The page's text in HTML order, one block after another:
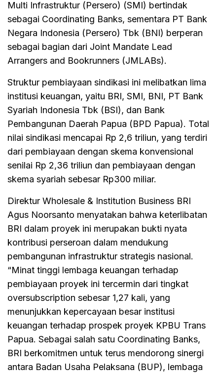
Multi Infrastruktur (Persero) (SMI) bertindak
sebagai Coordinating Banks, sementara PT Bank
Negara Indonesia (Persero) Tbk (BNI) berperan
sebagai bagian dari Joint Mandate Lead
Arrangers and Bookrunners (JMLABs).
Struktur pembiayaan sindikasi ini melibatkan lima
institusi keuangan, yaitu BRI, SMI, BNI, PT Bank
Syariah Indonesia Tbk (BSI), dan Bank
Pembangunan Daerah Papua (BPD Papua). Total
nilai sindikasi mencapai Rp 2,6 triliun, yang terdiri
dari pembiayaan dengan skema konvensional
senilai Rp 2,36 triliun dan pembiayaan dengan
skema syariah sebesar Rp300 miliar.
Direktur Wholesale & Institution Business BRI
Agus Noorsanto menyatakan bahwa keterlibatan
BRI dalam proyek ini merupakan bukti nyata
kontribusi perseroan dalam mendukung
pembangunan infrastruktur strategis nasional.
“Minat tinggi lembaga keuangan terhadap
pembiayaan proyek ini tercermin dari tingkat
oversubscription sebesar 1,27 kali, yang
menunjukkan kepercayaan besar institusi
keuangan terhadap prospek proyek KPBU Trans
Papua. Sebagai salah satu Coordinating Banks,
BRI berkomitmen untuk terus mendorong sinergi
antara Badan Usaha Pelaksana (BUP), lembaga